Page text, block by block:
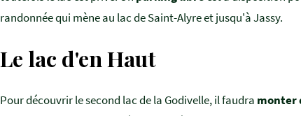
randonnée qui mène au lac de Saint-Alyre et jusqu'à Jassy.
Le lac d'en Haut
Pour découvrir le second lac de la Godivelle, il faudra monter